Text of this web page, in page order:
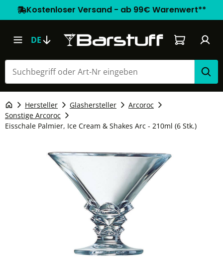
Kostenloser Versand - ab 99€ Warenwert**
DE Warenkorb
Hersteller Glashersteller
Arcoroc
Sonstige Arcoroc
Eisschale Palmier, Ice Cream & Shakes Arc - 210ml (6 Stk.)